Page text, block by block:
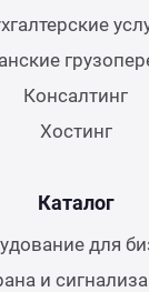
Консалтинг
Хостинг
Каталог
для
и